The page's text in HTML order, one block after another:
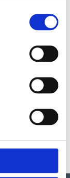
som visas